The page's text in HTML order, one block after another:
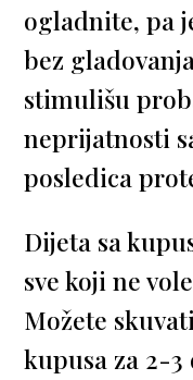
ogladnite, pa
bez
stimulišu
neprijatnosti
posledica
Dijeta sa
sve koji ne
Možete
kupusa za 2-